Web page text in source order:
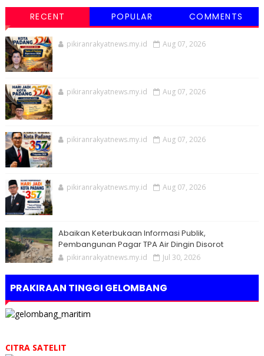
RECENT POPULAR COMMENTS
pikiranrakyatnews.my.id Aug 07, 2026
pikiranrakyatnews.my.id Aug 07, 2026
pikiranrakyatnews.my.id Aug 07, 2026
pikiranrakyatnews.my.id Aug 07, 2026
Abaikan Keterbukaan Informasi Publik,
Pembangunan Pagar TPA Air Dingin Disorot
pikiranrakyatnews.my.id Jul 30, 2026
PRAKIRAAN TINGGI GELOMBANG
CITRA SATELIT